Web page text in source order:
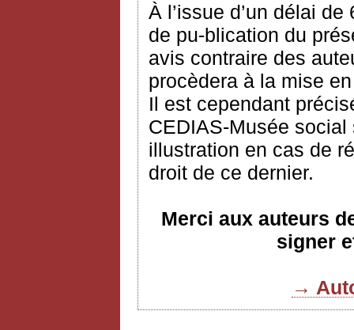
À l’issue d’un délai
de pu-blication du
avis contraire des
procèdera à la mise
Il est cependant
CEDIAS-Musée social
illustration en cas de
droit de ce dernier.
Merci aux auteurs
signer
→